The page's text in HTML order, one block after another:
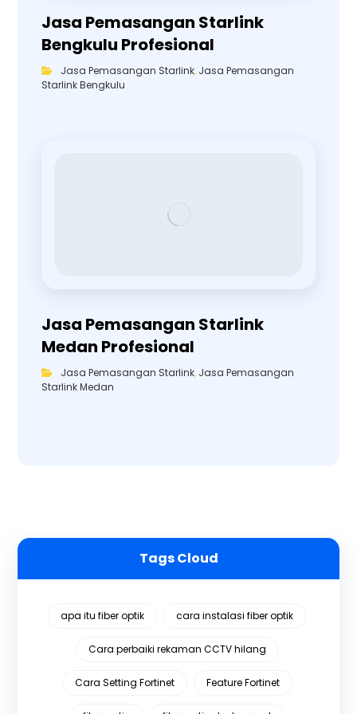
Jasa Pemasangan Starlink
Bengkulu Profesional
Jasa Pemasangan Starlink, Jasa Pemasangan
Starlink Bengkulu
Jasa Pemasangan Starlink
Medan Profesional
Jasa Pemasangan Starlink, Jasa Pemasangan
Starlink Medan
Tags Cloud
apa itu fiber optik cara instalasi fiber optik
Cara perbaiki rekaman CCTV hilang
Cara Setting Fortinet Feature Fortinet